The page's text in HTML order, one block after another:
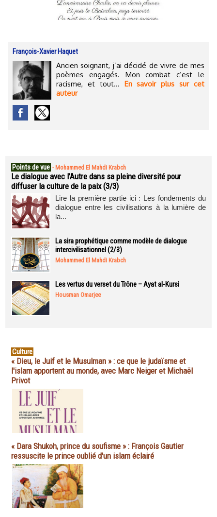
François-Xavier Haquet
Ancien soignant, j’ai décidé de vivre de mes
poèmes engagés. Mon combat c’est le
racisme, et tout... En savoir plus sur cet
auteur
Points de vue - Mohammed El Mahdi Krabch
Le dialogue avec l’Autre dans sa pleine diversité pour
diffuser la culture de la paix (3/3)
Lire la première partie ici : Les fondements du
dialogue entre les civilisations à la lumière de
la...
La sira prophétique comme modèle de dialogue
intercivilisationnel (2/3)
Mohammed El Mahdi Krabch
Les vertus du verset du Trône – Ayat al-Kursi
Housman Omarjee
Culture
« Dieu, le Juif et le Musulman » : ce que le judaïsme et
l'islam apportent au monde, avec Marc Neiger et Michaël
Privot
« Dara Shukoh, prince du soufisme » : François Gautier
ressuscite le prince oublié d'un islam éclairé